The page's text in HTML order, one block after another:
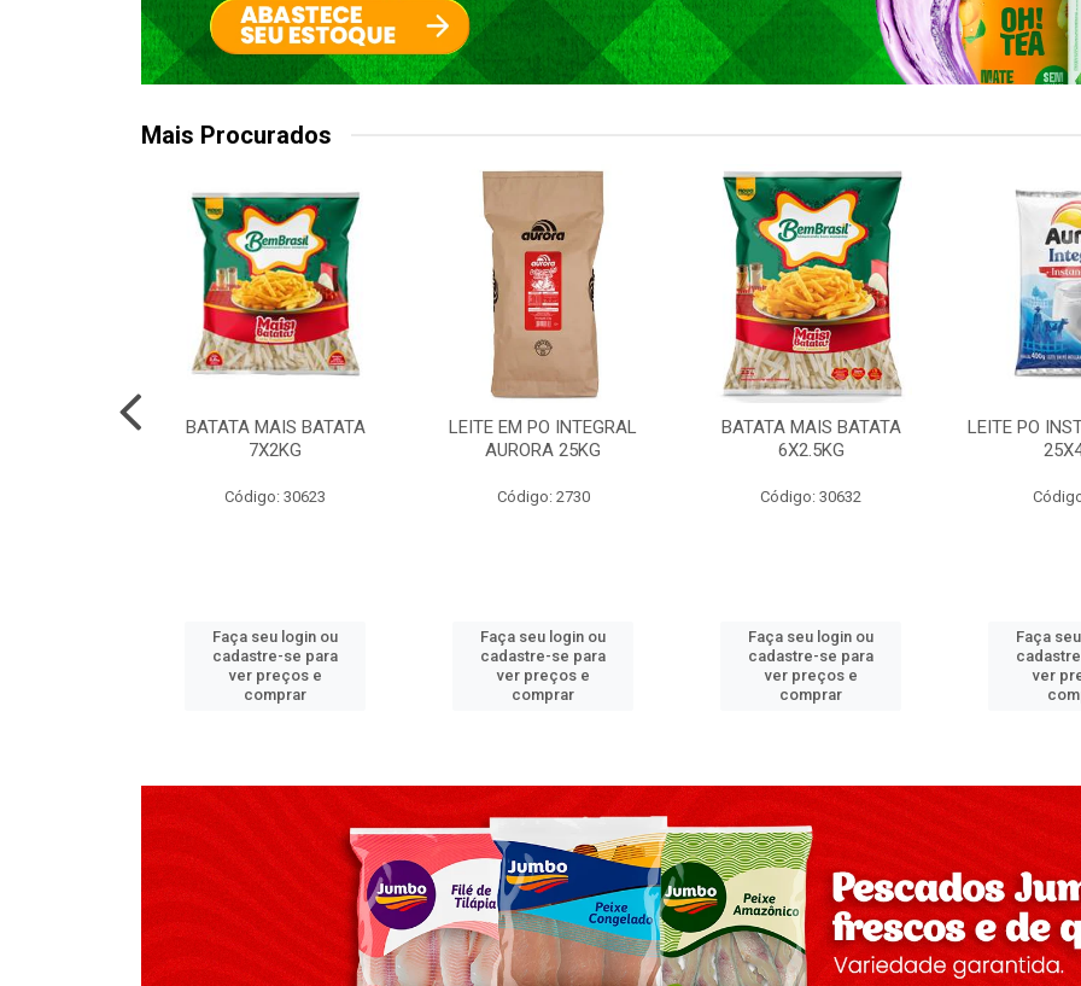
Mais Procurados
BATATA MAIS BATATA
7X2KG
Código: 30623
Faça seu login ou
cadastre-se para
ver preços e
comprar
LEITE EM PO INTEGRAL
AURORA 25KG
Código: 2730
Faça seu login ou
cadastre-se para
ver preços e
comprar
BATATA MAIS BATATA
6X2.5KG
Código: 30632
Faça seu login ou
cadastre-se para
ver preços e
comprar
LEITE PO
Faça
ver